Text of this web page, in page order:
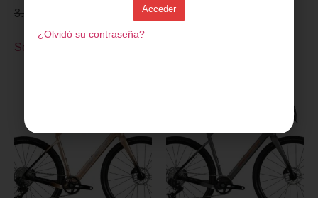
3.299,00
Seleccionar opciones
3.299,00
Acceder
¿Olvidó su contraseña?